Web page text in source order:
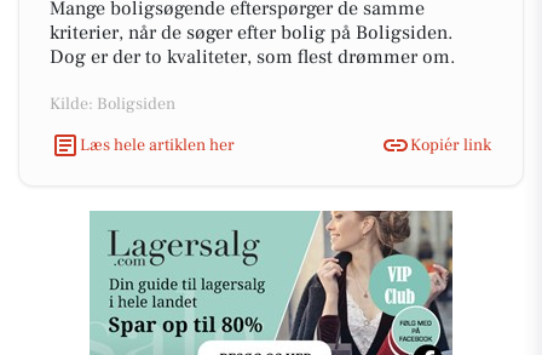
Mange boligsøgende efterspørger de samme
kriterier, når de søger efter bolig på Boligsiden.
Dog er der to kvaliteter, som flest drømmer om.
Kilde: Boligsiden
Læs hele artiklen her
Kopiér link